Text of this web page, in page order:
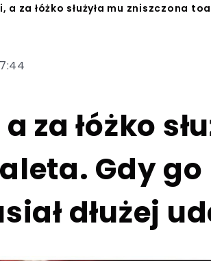
a za łóżko służyła mu zniszczona
za łóżko
Gdy go
dłużej